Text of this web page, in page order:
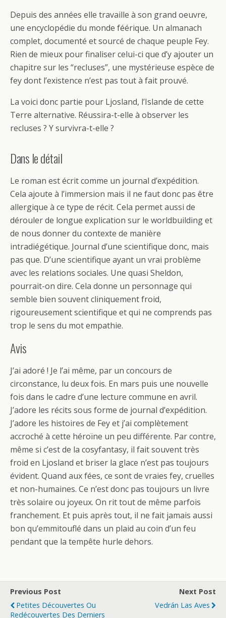
Depuis des années elle travaille à son grand oeuvre,
une encyclopédie du monde féérique. Un almanach
complet, documenté et sourcé de chaque peuple Fey.
Rien de mieux pour finaliser celui-ci que d’y ajouter un
chapitre sur les “recluses”, une mystérieuse espèce de
fey dont l’existence n’est pas tout à fait prouvé.
La voici donc partie pour Ljosland, l’Islande de cette
Terre alternative. Réussira-t-elle à observer les
recluses ? Y survivra-t-elle ?
Dans le détail
Le roman est écrit comme un journal d’expédition.
Cela ajoute à l’immersion mais il ne faut donc pas être
allergique à ce type de récit. Cela permet aussi de
dérouler de longue explication sur le worldbuilding et
de nous donner du contexte de manière
intradiégétique. Journal d’une scientifique donc, mais
pas que. D’une scientifique ayant un vrai problème
avec les relations sociales. Une quasi Sheldon,
pourrait-on dire. Cela donne un personnage qui
semble bien souvent cliniquement froid,
rigoureusement scientifique et qui ne comprends pas
trop le sens du mot empathie.
Avis
J’ai adoré ! Je l’ai même, par un concours de
circonstance, lu deux fois. En mars puis une nouvelle
fois dans le cadre d’une lecture commune en avril.
J’adore les récits sous forme de journal d’expédition.
J’adore les histoires de Fey et j’ai complètement
accroché à cette héroïne un peu différente. Par contre,
même si c’est de la cosyfantasy, il fait souvent très
froid en Ljosland et briser la glace n’est pas toujours
évident. Quand aux fées, ce sont de vraies fey, cruelles
et non-humaines. Ce n’est donc pas toujours un livre
très solaire ou joyeux. On rit tout de même parfois
franchement. Et puis après tout, il ne fait jamais aussi
bon qu’emmitouflé dans un plaid au coin d’un feu
pendant que la tempête hurle dehors.
Previous Post
Petites Découvertes Ou
Redécouvertes Des Derniers
Next Post
Vedrán Las Aves